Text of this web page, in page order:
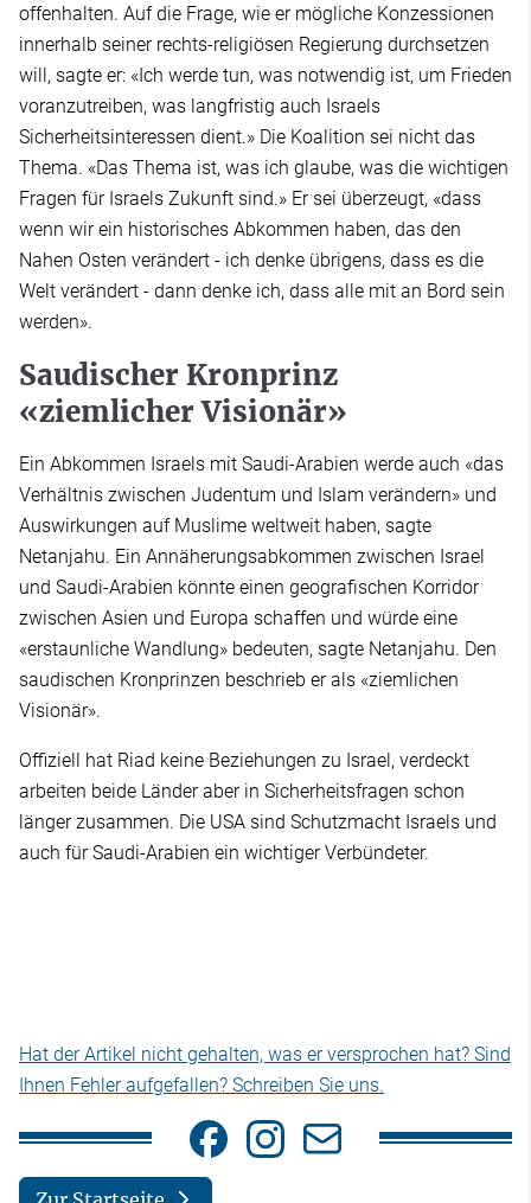
offenhalten. Auf die Frage, wie er mögliche Konzessionen
innerhalb seiner rechts-religiösen Regierung durchsetzen
will, sagte er: «Ich werde tun, was notwendig ist, um Frieden
voranzutreiben, was langfristig auch Israels
Sicherheitsinteressen dient.» Die Koalition sei nicht das
Thema. «Das Thema ist, was ich glaube, was die wichtigen
Fragen für Israels Zukunft sind.» Er sei überzeugt, «dass
wenn wir ein historisches Abkommen haben, das den
Nahen Osten verändert - ich denke übrigens, dass es die
Welt verändert - dann denke ich, dass alle mit an Bord sein
werden».
Saudischer Kronprinz
«ziemlicher Visionär»
Ein Abkommen Israels mit Saudi-Arabien werde auch «das
Verhältnis zwischen Judentum und Islam verändern» und
Auswirkungen auf Muslime weltweit haben, sagte
Netanjahu. Ein Annäherungsabkommen zwischen Israel
und Saudi-Arabien könnte einen geografischen Korridor
zwischen Asien und Europa schaffen und würde eine
«erstaunliche Wandlung» bedeuten, sagte Netanjahu. Den
saudischen Kronprinzen beschrieb er als «ziemlichen
Visionär».
Offiziell hat Riad keine Beziehungen zu Israel, verdeckt
arbeiten beide Länder aber in Sicherheitsfragen schon
länger zusammen. Die USA sind Schutzmacht Israels und
auch für Saudi-Arabien ein wichtiger Verbündeter.
Hat der Artikel nicht gehalten, was er versprochen hat? Sind
Ihnen Fehler aufgefallen? Schreiben Sie uns.